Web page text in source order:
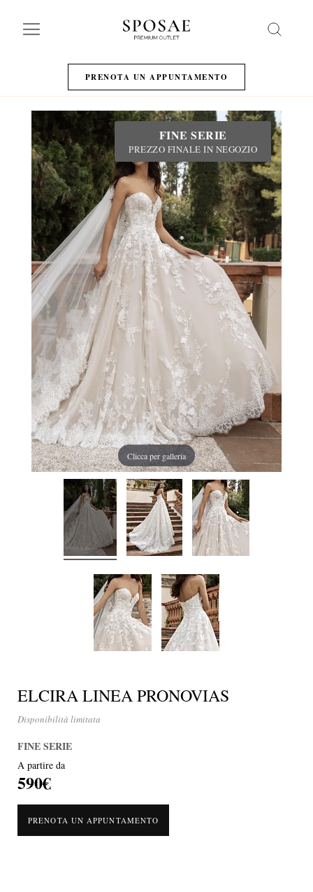
PRENOTA UN APPUNTAMENTO
FINE SERIE
PREZZO FINALE IN NEGOZIO
Clicca per galleria
ELCIRA LINEA PRONOVIAS
Disponibilità limitata
FINE SERIE
A partire da
590€
PRENOTA UN APPUNTAMENTO